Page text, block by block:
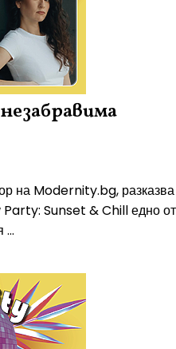
на Modernity.bg, разказва
Sunset & Chill едно от
...